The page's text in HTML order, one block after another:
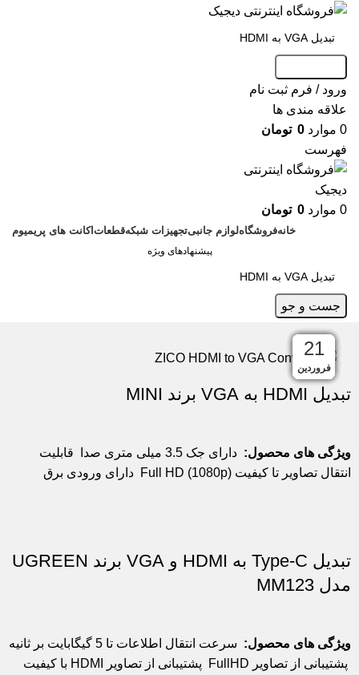
ورود / فرم ثبت نام
علاقه مندی ها
0 موارد 0 تومان
فهرست
0 موارد 0 تومان
خانهفروشگاهلوازم جانبیتجهیزات شبکهقطعات اکانت های پریمیوم
پیشنهادهای ویژه
جست و جو
29
مهر
تبدیل HDMI به VGA برند MINI
ویژگی های محصول: دارای جک 3.5 میلی متری صدا
قابلیت
انتقال تصاویر تا کیفیت Full HD (1080p)
دارای ورودی برق
05
خرداد
تبدیل Type-C به HDMI و VGA برند UGREEN
مدل MM123
ویژگی های محصول: سرعت انتقال اطلاعات تا 5 گیگابایت بر ثانیه
پشتیبانی از تصاویر FullHD
پشتیبانی از تصاویر HDMI با کیفیت
04
اسفند
09
بهمن
25
مهر
19
شهریور
19
شهریور
20
خرداد
25
فروردین
21
فروردین